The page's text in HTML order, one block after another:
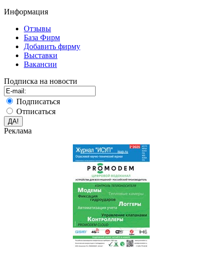
Информация
Отзывы
База Фирм
Добавить фирму
Выставки
Вакансии
Подписка на новости
Подписаться
Отписаться
Реклама